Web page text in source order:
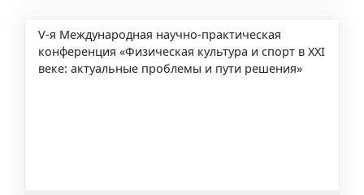
V-я Международная научно-практическая
конференция «Физическая культура и спорт в XXI
веке: актуальные проблемы и пути решения»